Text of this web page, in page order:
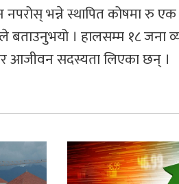
भन्ने स्थापित कोषमा रु
बताउनुभयो । हालसम्म १८ जना
आजीवन सदस्यता लिएका छन् ।